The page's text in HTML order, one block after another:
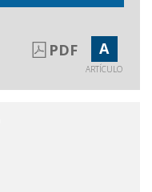
PDF A
ARTÍCULO